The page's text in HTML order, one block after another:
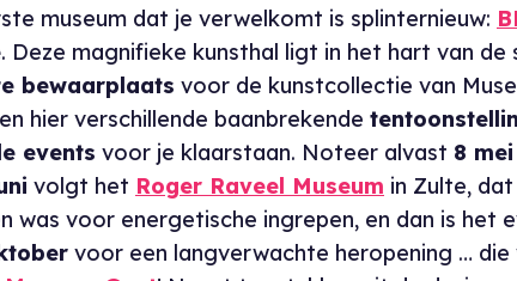
museum dat je verwelkomt is splinternieuw:
. Deze magnifieke kunsthal ligt in het hart van
bewaarplaats voor de kunstcollectie van
hier verschillende baanbrekende
events voor je klaarstaan. Noteer alvast 8
volgt het Roger Raveel Museum in Zulte,
was voor energetische ingrepen, en dan is het
voor een langverwachte heropening … die